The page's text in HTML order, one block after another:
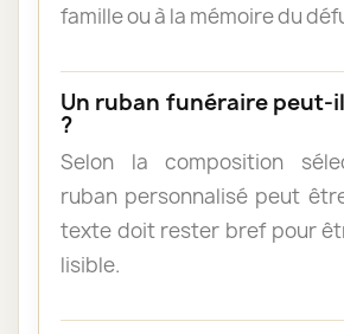
famille ou à la mémoire du
Un ruban funéraire peut-
?
Selon la composition
ruban personnalisé peut
texte doit rester bref pour
lisible.